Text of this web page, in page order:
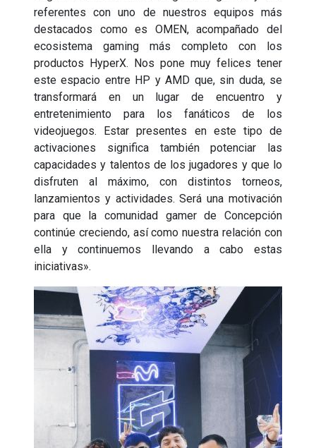
referentes con uno de nuestros equipos más
destacados como es OMEN, acompañado del
ecosistema gaming más completo con los
productos HyperX. Nos pone muy felices tener
este espacio entre HP y AMD que, sin duda, se
transformará en un lugar de encuentro y
entretenimiento para los fanáticos de los
videojuegos. Estar presentes en este tipo de
activaciones significa también potenciar las
capacidades y talentos de los jugadores y que lo
disfruten al máximo, con distintos torneos,
lanzamientos y actividades. Será una motivación
para que la comunidad gamer de Concepción
continúe creciendo, así como nuestra relación con
ella y continuemos llevando a cabo estas
iniciativas».